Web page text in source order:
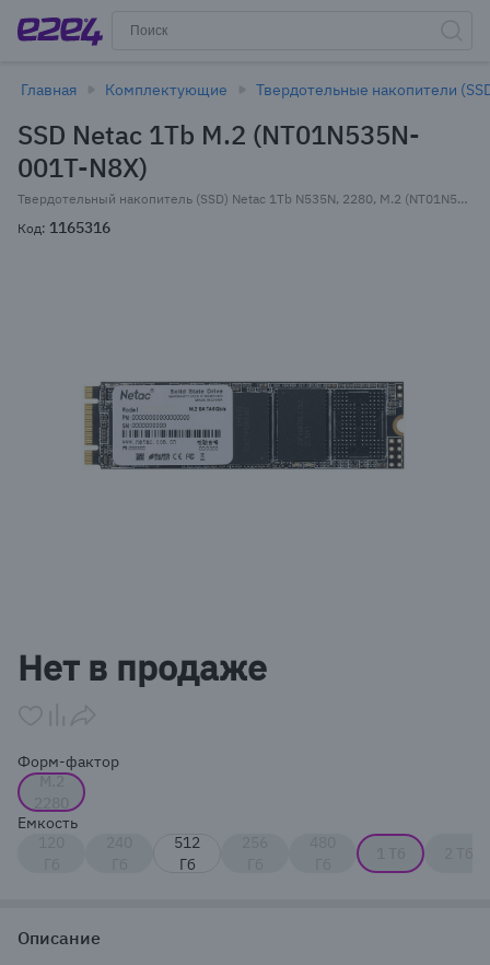
Главная Комплектующие Твердотельные накопители
SSD Netac 1Tb M.2 (NT01N535N-
001T-N8X)
Твердотельный накопитель (SSD) Netac 1Tb N535N, 2280, M.2 (NT01N535N-001T-N8X) Bulk (OEM)
Код: 1165316
of
1
Нет в продаже
Форм-фактор
M.2
Емкость
512
Гб
Описание